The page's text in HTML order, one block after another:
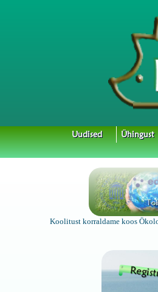
Koolitust korraldame koos
Uudised Ühingust